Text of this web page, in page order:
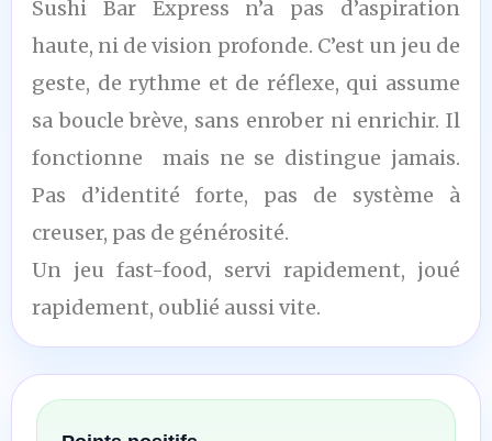
/10
Sushi Bar Express n’a pas d’aspiration
haute, ni de vision profonde. C’est un jeu de
geste, de rythme et de réflexe, qui assume
sa boucle brève, sans enrober ni enrichir. Il
fonctionne mais ne se distingue jamais.
Pas d’identité forte, pas de système à
creuser, pas de générosité.
Un jeu fast-food, servi rapidement, joué
rapidement, oublié aussi vite.